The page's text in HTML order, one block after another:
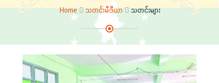
Home သတင်းမီဒီယာ သတင်းများ